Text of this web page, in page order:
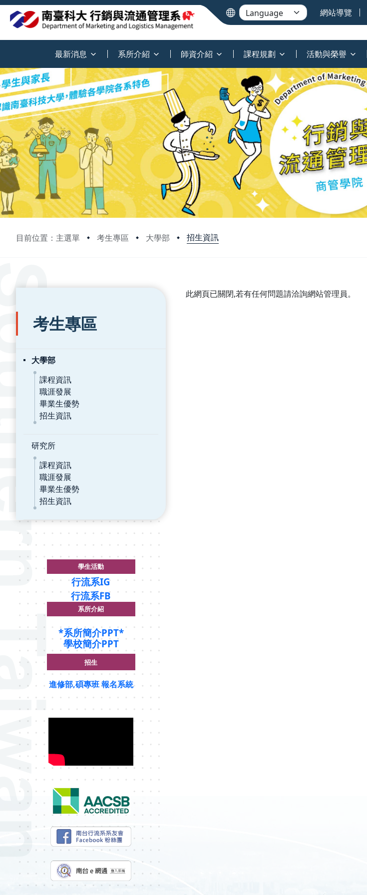
網站導覽
最新消息 系所介紹 師資介紹 課程規劃 活動與榮譽
目前位置：主選單 考生專區 大學部 招生資訊
:::
考生專區
大學部
課程資訊
職涯發展
畢業生優勢
招生資訊
研究所
課程資訊
職涯發展
畢業生優勢
招生資訊
學生活動
行流系IG
行流系FB
系所介紹
*系所簡介PPT*
學校簡介PPT
招生
進修部,碩專班 報名系統
此網頁已關閉,若有任何問題請洽詢網站管理員。